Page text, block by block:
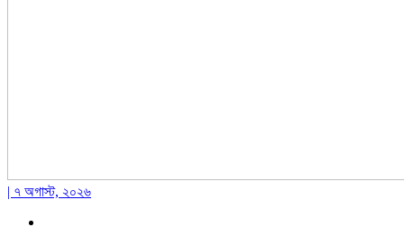
| ৭ অগাস্ট, ২০২৬